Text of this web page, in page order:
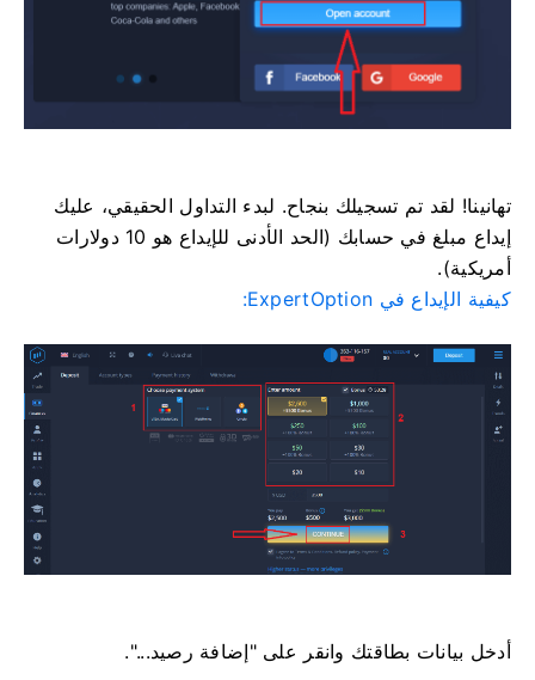
تهانينا! لقد تم تسجيلك بنجاح. لبدء التداول الحقيقي، عليك
إيداع مبلغ في حسابك (الحد الأدنى للإيداع هو 10 دولارات
أمريكية).
كيفية الإيداع في ExpertOption:
أدخل بيانات بطاقتك وانقر على "إضافة رصيد...".